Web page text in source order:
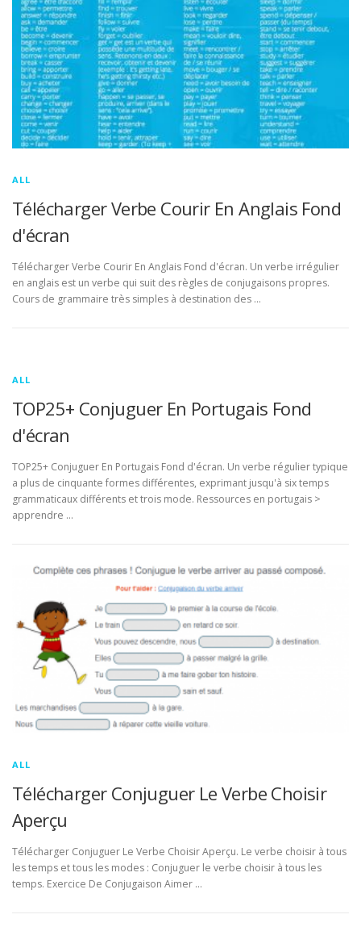
ALL
Télécharger Verbe Courir En Anglais Fond
d'écran
Télécharger Verbe Courir En Anglais Fond d'écran. Un verbe irrégulier
en anglais est un verbe qui suit des règles de conjugaisons propres.
Cours de grammaire très simples à destination des …
ALL
TOP25+ Conjuguer En Portugais Fond
d'écran
TOP25+ Conjuguer En Portugais Fond d'écran. Un verbe régulier typique
a plus de cinquante formes différentes, exprimant jusqu'à six temps
grammaticaux différents et trois mode. Ressources en portugais >
apprendre …
ALL
Télécharger Conjuguer Le Verbe Choisir
Aperçu
Télécharger Conjuguer Le Verbe Choisir Aperçu. Le verbe choisir à tous
les temps et tous les modes : Conjuguer le verbe choisir à tous les
temps. Exercice De Conjugaison Aimer …